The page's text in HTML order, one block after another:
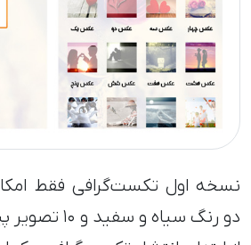
نسخه اول تکست‌گرافی فقط
دو رنگ سیاه و سفید و ۱۰ تصویر پیش‌فرض داشت.